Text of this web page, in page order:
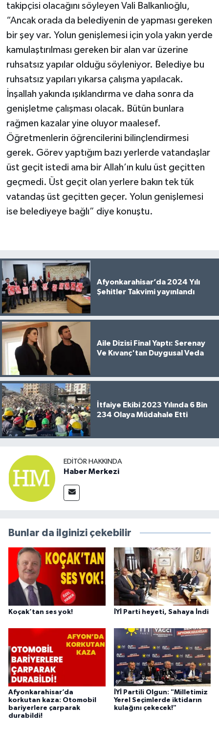
takipçisi olacağını söyleyen Vali Balkanlıoğlu,
“Ancak orada da belediyenin de yapması gereken
bir şey var. Yolun genişlemesi için yola yakın yerde
kamulaştırılması gereken bir alan var üzerine
ruhsatsız yapılar olduğu söyleniyor. Belediye bu
ruhsatsız yapıları yıkarsa çalışma yapılacak.
İnşallah yakında ışıklandırma ve daha sonra da
genişletme çalışması olacak. Bütün bunlara
rağmen kazalar yine oluyor maalesef.
Öğretmenlerin öğrencilerini bilinçlendirmesi
gerek. Görev yaptığım bazı yerlerde vatandaşlar
üst geçit istedi ama bir Allah’ın kulu üst geçitten
geçmedi. Üst geçit olan yerlere bakın tek tük
vatandaş üst geçitten geçer. Yolun genişlemesi
ise belediyeye bağlı” diye konuştu.
Afyonkarahisar’da 2024 Yılı
Şehitler Takvimi yayınlandı
Aile Dizisi Final Yaptı: Serenay
Ve Kıvanç'tan Duygusal Veda
İtfaiye Ekibi 2023 Yılında 6 Bin
234 Olaya Müdahale Etti
EDITÖR HAKKINDA
Haber Merkezi
Bunlar da ilginizi çekebilir
Koçak’tan ses yok! İYİ Parti heyeti, Sahaya İndi
Afyonkarahisar’da
korkutan kaza: Otomobil
bariyerlere çarparak
durabildi!
İYİ Partili Olgun: "Milletimiz
Yerel Seçimlerde iktidarın
kulağını çekecek!"